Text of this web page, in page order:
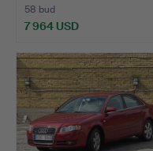
58 bud
7 964 USD
föremål